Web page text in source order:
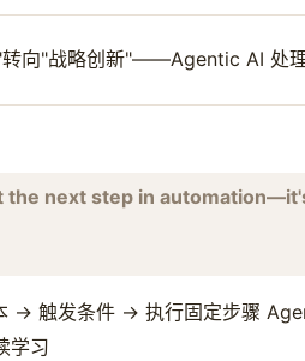
转向"战略创新"——Agentic AI 处
the next step in
→ 触发条件 → 执行固定步骤
学习